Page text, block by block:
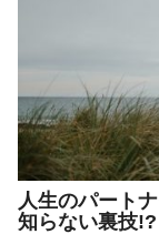
人生のパート
知らない裏技!?